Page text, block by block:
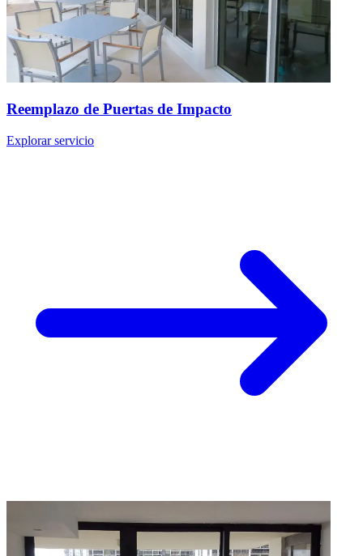
Reemplazo de Puertas de Impacto
Explorar servicio